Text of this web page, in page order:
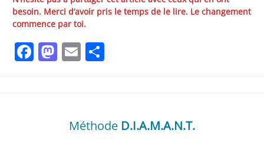
besoin. Merci d’avoir pris le temps de le lire. Le changement
commence par toi.
Facebook
Mastodon
Email
Méthode D.I.A.M.A.N.T.